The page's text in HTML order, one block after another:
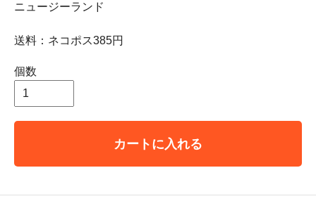
ニュージーランド
送料：ネコポス385円
個数
カートに入れる